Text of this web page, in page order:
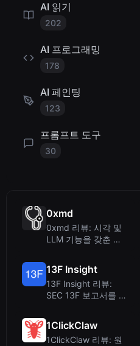
AI 읽기
202
AI 프로그래밍
178
AI 페인팅
123
프롬프트 도구
30
0xmd
0xmd 리뷰: 시각 및
LLM 기능을 갖춘 다
13F Insight
13F Insight 리뷰:
SEC 13F 보고서를 위
1ClickClaw
1ClickClaw 리뷰: 원